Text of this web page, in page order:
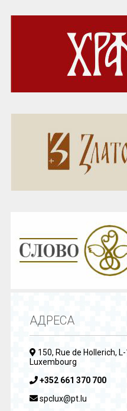
АДРЕСА
150, Rue de Hollerich,
Luxembourg
+352 661 370 700
spclux@pt.lu